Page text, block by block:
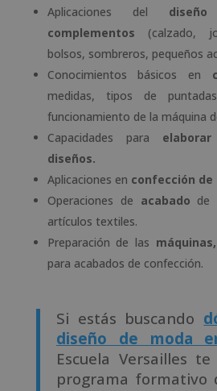
Aplicaciones del
complementos (calzado,
bolsos, sombreros, pequeños
Conocimientos básicos en
medidas, tipos de
funcionamiento de la máquina
Capacidades para
diseños.
Aplicaciones en confección de
Operaciones de acabado de
artículos textiles.
Preparación de las máquinas,
para acabados de confección.
Si estás buscando
diseño de moda
Escuela Versailles
programa formativo